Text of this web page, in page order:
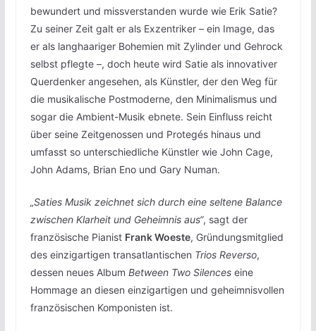
bewundert und missverstanden wurde wie Erik Satie?
Zu seiner Zeit galt er als Exzentriker – ein Image, das
er als langhaariger Bohemien mit Zylinder und Gehrock
selbst pflegte –, doch heute wird Satie als innovativer
Querdenker angesehen, als Künstler, der den Weg für
die musikalische Postmoderne, den Minimalismus und
sogar die Ambient-Musik ebnete. Sein Einfluss reicht
über seine Zeitgenossen und Protegés hinaus und
umfasst so unterschiedliche Künstler wie John Cage,
John Adams, Brian Eno und Gary Numan.
„Saties Musik zeichnet sich durch eine seltene Balance
zwischen Klarheit und Geheimnis aus“, sagt der
französische Pianist Frank Woeste, Gründungsmitglied
des einzigartigen transatlantischen Trios Reverso,
dessen neues Album Between Two Silenceseine
Hommage an diesen einzigartigen und geheimnisvollen
französischen Komponisten ist.